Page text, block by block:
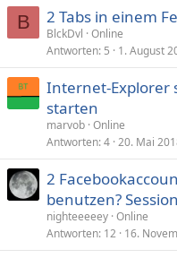
B 2 Tabs in einem
BlckDvl Online
Antworten 5 1. August
Internet-Explorer
starten
marvob Online
Antworten 4 20. Mai
2
benutzen?
nighteeeeey Online
Antworten 12 16.